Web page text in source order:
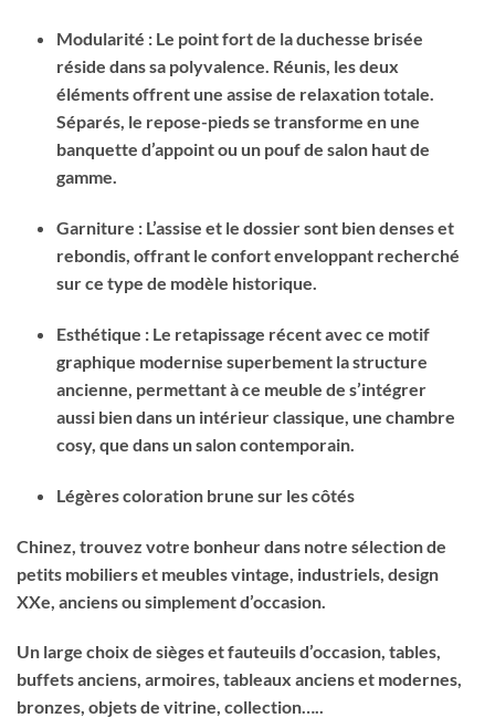
Modularité : Le point fort de la duchesse brisée
réside dans sa polyvalence. Réunis, les deux
éléments offrent une assise de relaxation totale.
Séparés, le repose-pieds se transforme en une
banquette d’appoint ou un pouf de salon haut de
gamme.
Garniture : L’assise et le dossier sont bien denses et
rebondis, offrant le confort enveloppant recherché
sur ce type de modèle historique.
Esthétique : Le retapissage récent avec ce motif
graphique modernise superbement la structure
ancienne, permettant à ce meuble de s’intégrer
aussi bien dans un intérieur classique, une chambre
cosy, que dans un salon contemporain.
Légères coloration brune sur les côtés
Chinez, trouvez votre bonheur dans notre sélection de
petits mobiliers et meubles vintage, industriels, design
XXe, anciens ou simplement d’occasion.
Un large choix de sièges et fauteuils d’occasion, tables,
buffets anciens, armoires, tableaux anciens et modernes,
bronzes, objets de vitrine, collection…..